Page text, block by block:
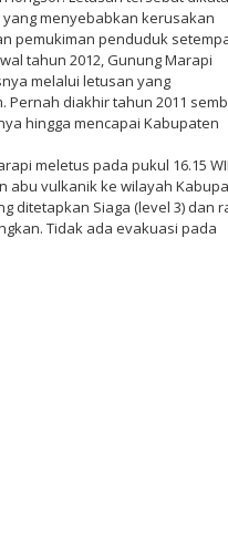
menyebabkan kerusakan
pemukiman penduduk
tahun 2012, Gunung Marapi
melalui letusan yang
Pernah diakhir tahun 2011
hingga mencapai Kabupaten
meletus pada pukul 16.15
abu vulkanik ke wilayah
ditetapkan Siaga (level 3) dan
Tidak ada evakuasi pada